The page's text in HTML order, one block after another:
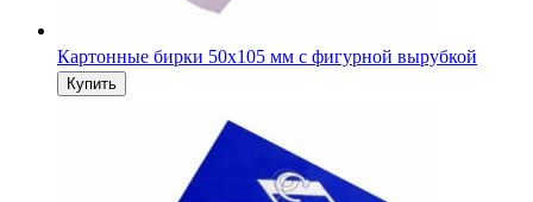
Картонные бирки 50х105 мм с фигурной вырубкой